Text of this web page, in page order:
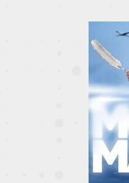
50
54
58
62
66
70